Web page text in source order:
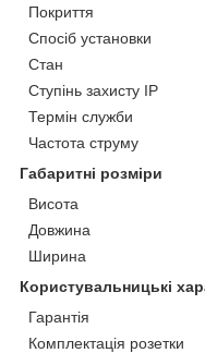
Покриття
Спосіб установки
Стан
Ступінь захисту IP
Термін служби
Частота струму
Габаритні розміри
Висота
Довжина
Ширина
Користувальницькі
Гарантія
Комплектація розетки